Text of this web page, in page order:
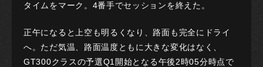
タイムをマーク。4番手でセッションを終えた。
正午になると上空も明るくなり、路面も完全にドライ
へ。ただ気温、路面温度ともに大きな変化はなく、
GT300クラスの予選Q1開始となる午後2時05分時点で